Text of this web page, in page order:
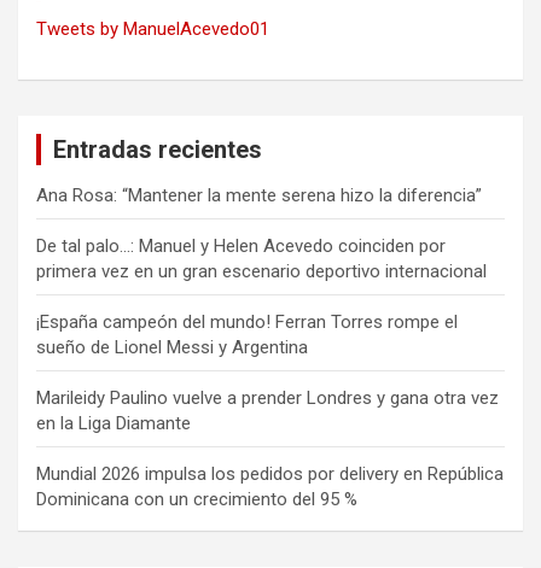
Tweets by ManuelAcevedo01
Entradas recientes
Ana Rosa: “Mantener la mente serena hizo la diferencia”
De tal palo…: Manuel y Helen Acevedo coinciden por
primera vez en un gran escenario deportivo internacional
¡España campeón del mundo! Ferran Torres rompe el
sueño de Lionel Messi y Argentina
Marileidy Paulino vuelve a prender Londres y gana otra vez
en la Liga Diamante
Mundial 2026 impulsa los pedidos por delivery en República
Dominicana con un crecimiento del 95 %